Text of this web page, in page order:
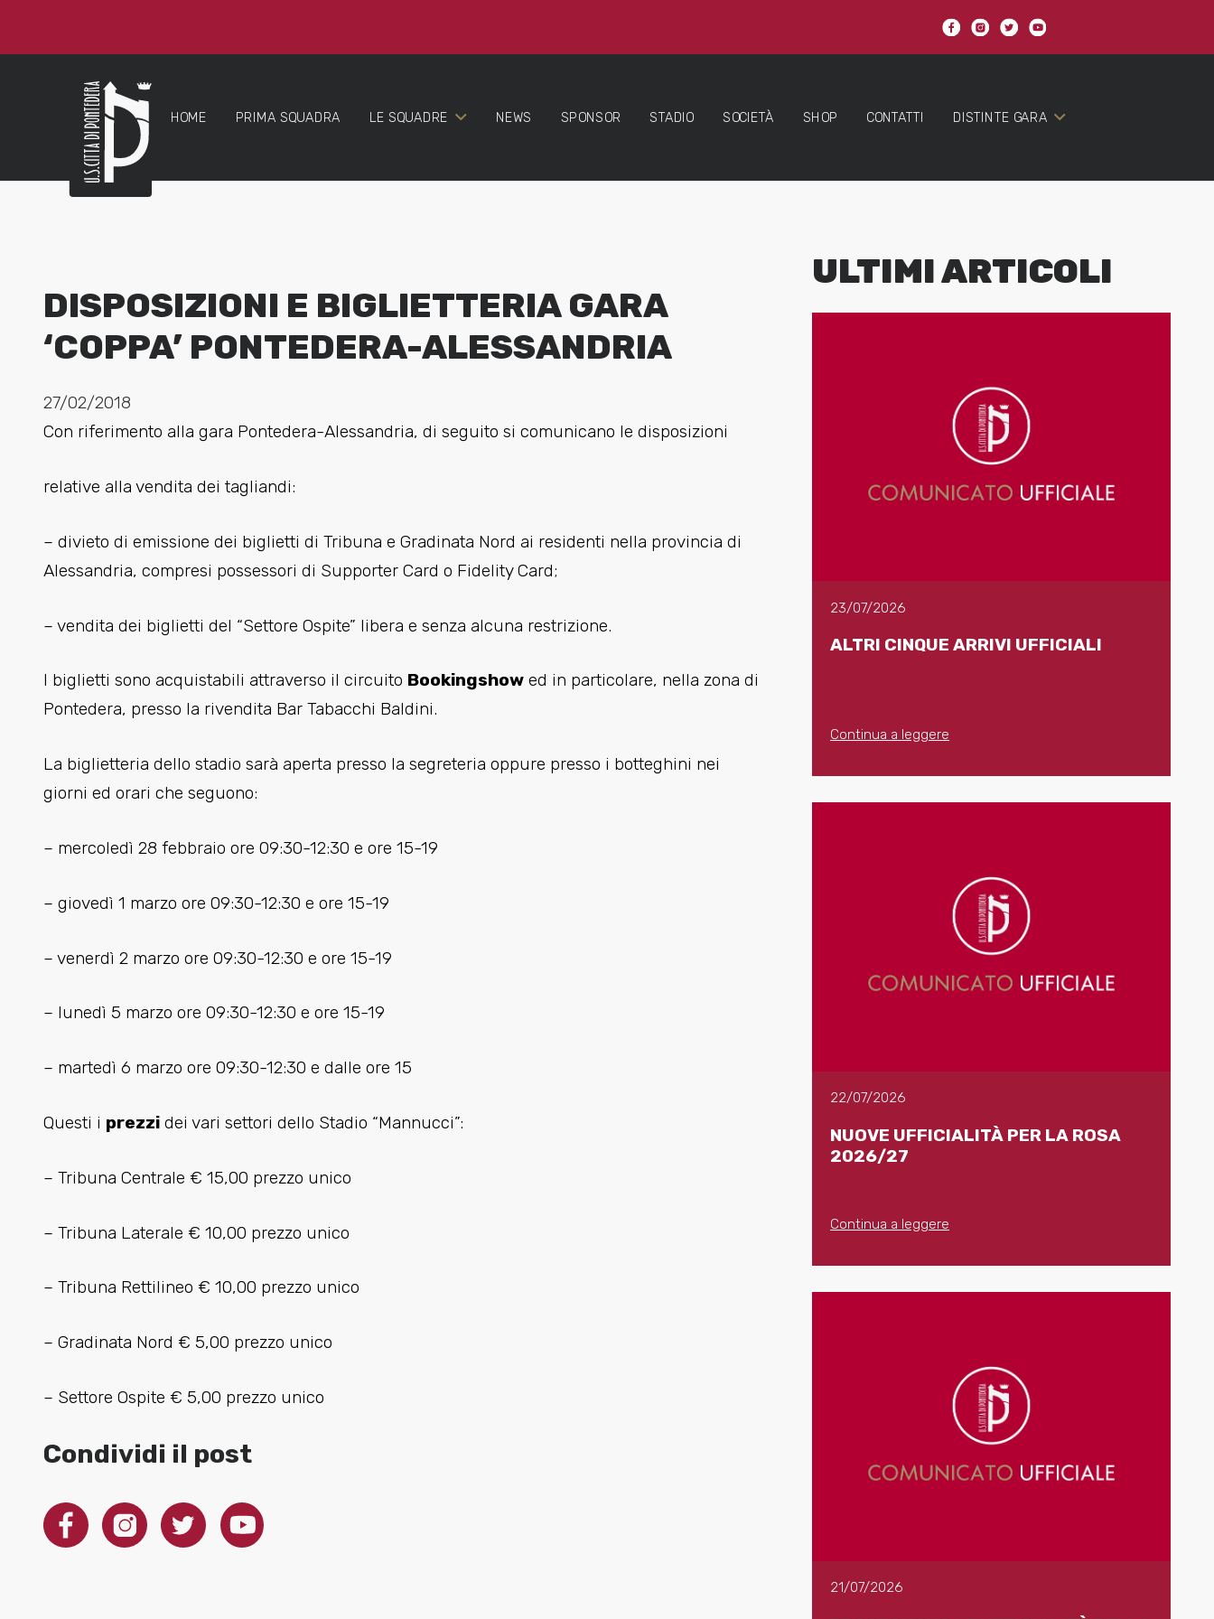
HOME PRIMA SQUADRA LE SQUADRE NEWS SPONSOR STADIO SOCIETÀ SHOP CONTATTI DISTINTE GARA
DISPOSIZIONI E BIGLIETTERIA GARA
‘COPPA’ PONTEDERA-ALESSANDRIA
27/02/2018
Con riferimento alla gara Pontedera-Alessandria, di seguito si comunicano le disposizioni
relative alla vendita dei tagliandi:
– divieto di emissione dei biglietti di Tribuna e Gradinata Nord ai residenti nella provincia di
Alessandria, compresi possessori di Supporter Card o Fidelity Card;
– vendita dei biglietti del “Settore Ospite” libera e senza alcuna restrizione.
I biglietti sono acquistabili attraverso il circuito Bookingshow ed in particolare, nella zona di
Pontedera, presso la rivendita Bar Tabacchi Baldini.
La biglietteria dello stadio sarà aperta presso la segreteria oppure presso i botteghini nei
giorni ed orari che seguono:
– mercoledì 28 febbraio ore 09:30-12:30 e ore 15-19
– giovedì 1 marzo ore 09:30-12:30 e ore 15-19
– venerdì 2 marzo ore 09:30-12:30 e ore 15-19
– lunedì 5 marzo ore 09:30-12:30 e ore 15-19
– martedì 6 marzo ore 09:30-12:30 e dalle ore 15
Questi i prezzi dei vari settori dello Stadio “Mannucci”:
– Tribuna Centrale € 15,00 prezzo unico
– Tribuna Laterale € 10,00 prezzo unico
– Tribuna Rettilineo € 10,00 prezzo unico
– Gradinata Nord € 5,00 prezzo unico
– Settore Ospite € 5,00 prezzo unico
Condividi il post
ULTIMI ARTICOLI
23/07/2026
ALTRI CINQUE ARRIVI UFFICIALI
Continua a leggere
22/07/2026
NUOVE UFFICIALITÀ PER LA ROSA
2026/27
Continua a leggere
21/07/2026